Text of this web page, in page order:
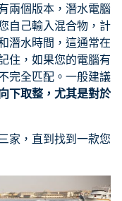
兩個版本，潛水電腦
自己輸入混合物，計
潛水時間，這通常在
住，如果您的電腦有
完全匹配。一般建議
下取整，尤其是對於
家，直到找到一款您